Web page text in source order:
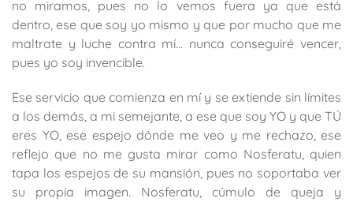
no miramos, pues no lo vemos fuera ya que está
dentro, ese que soy yo mismo y que por mucho que me
maltrate y luche contra mí… nunca conseguiré vencer,
pues yo soy invencible.
Ese servicio que comienza en mí y se extiende sin límites
a los demás, a mi semejante, a ese que soy YO y que TÚ
eres YO, ese espejo dónde me veo y me rechazo, ese
reflejo que no me gusta mirar como Nosferatu, quien
tapa los espejos de su mansión, pues no soportaba ver
su propia imagen. Nosferatu, cúmulo de queja y